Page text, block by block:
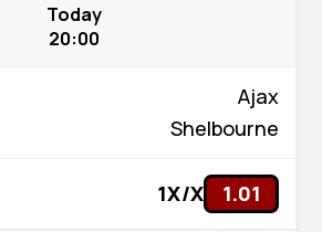
Today
20:00
Ajax
Shelbourne
1X/X 1.01